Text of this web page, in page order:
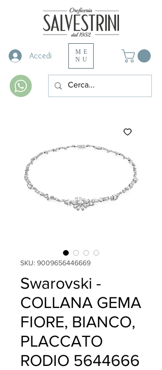
Accedi
ME
NU
SKU: 9009656446669
Swarovski -
COLLANA GEMA
FIORE, BIANCO,
PLACCATO
RODIO 5644666